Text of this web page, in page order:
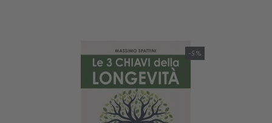
-5%